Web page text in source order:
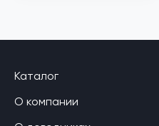
Каталог
О компании